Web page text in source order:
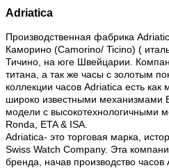
Adriatica
Производственная фабрика
Каморино (Camorino/ Ticino) (
Тичино, на юге Швейцарии.
титана, а так же часы с золотым
коллекции часов Adriatica есть
широко известными механизмами
модели с высокотехнологичными
Ronda, ETA & ISA.
Adriatica- это торговая марка,
Swiss Watch Company. Эта
бренда, начав производство часов